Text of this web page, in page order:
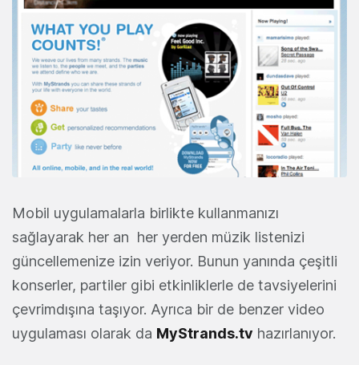
Mobil uygulamalarla birlikte kullanmanızı
sağlayarak her an her yerden müzik listenizi
güncellemenize izin veriyor. Bunun yanında çeşitli
konserler, partiler gibi etkinliklerle de tavsiyelerini
çevrimdışına taşıyor. Ayrıca bir de benzer video
uygulaması olarak da MyStrands.tv hazırlanıyor.